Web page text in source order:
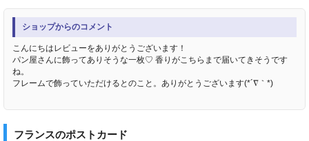
ショップからのコメント
こんにちはレビューをありがとうございます！
パン屋さんに飾ってありそうな一枚♡ 香りがこちらまで届いてきそうです
ね。
フレームで飾っていただけるとのこと。ありがとうございます(*´∇｀*)
フランスのポストカード